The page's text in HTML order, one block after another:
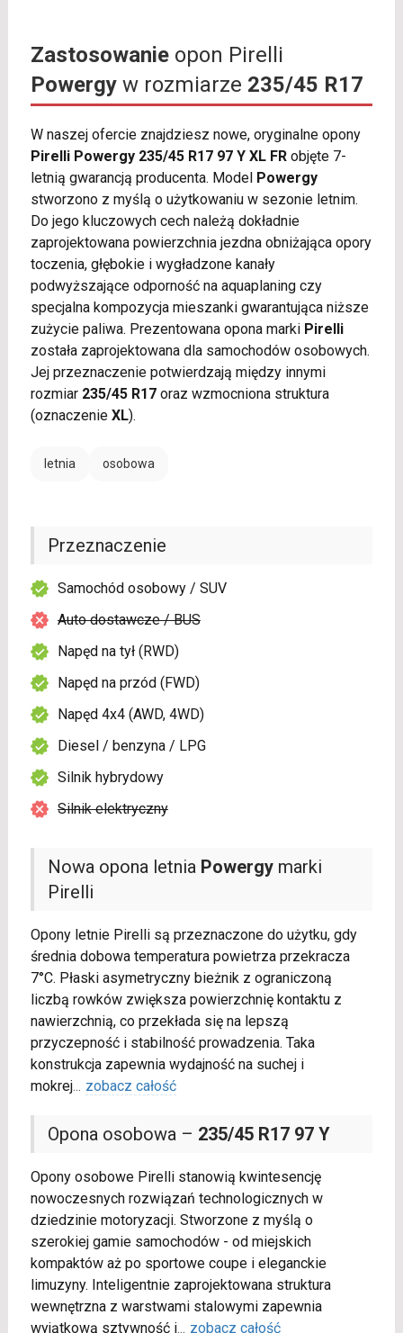
Zastosowanieopon Pirelli
Powergyw rozmiarze 235/45 R17
W naszej ofercie znajdziesz nowe, oryginalne opony
Pirelli Powergy 235/45 R17 97 Y XL FRobjęte 7-
letnią gwarancją producenta. Model Powergy
stworzono z myślą o użytkowaniu w sezonie letnim.
Do jego kluczowych cech należą dokładnie
zaprojektowana powierzchnia jezdna obniżająca opory
toczenia, głębokie i wygładzone kanały
podwyższające odporność na aquaplaning czy
specjalna kompozycja mieszanki gwarantująca niższe
zużycie paliwa. Prezentowana opona marki Pirelli
została zaprojektowana dla samochodów osobowych.
Jej przeznaczenie potwierdzają między innymi
rozmiar 235/45 R17oraz wzmocniona struktura
(oznaczenie XL).
letnia osobowa
Nowa opona letnia Powergymarki
Pirelli
Opony letnie Pirelli są przeznaczone do użytku, gdy
średnia dobowa temperatura powietrza przekracza
7°C. Płaski asymetryczny bieżnik z ograniczoną
liczbą rowków zwiększa powierzchnię kontaktu z
nawierzchnią, co przekłada się na lepszą
przyczepność i stabilność prowadzenia. Taka
konstrukcja zapewnia wydajność na suchej i
mokrej... zobacz całość
Opona osobowa – 235/45 R17 97 Y
Opony osobowe Pirelli stanowią kwintesencję
nowoczesnych rozwiązań technologicznych w
dziedzinie motoryzacji. Stworzone z myślą o
szerokiej gamie samochodów - od miejskich
kompaktów aż po sportowe coupe i eleganckie
limuzyny. Inteligentnie zaprojektowana struktura
wewnętrzna z warstwami stalowymi zapewnia
wyjątkową sztywność i... zobacz całość
Przeznaczenie
Samochód osobowy / SUV
Auto dostawcze / BUS
Napęd na tył (RWD)
Napęd na przód (FWD)
Napęd 4x4 (AWD, 4WD)
Diesel / benzyna / LPG
Silnik hybrydowy
Silnik elektryczny